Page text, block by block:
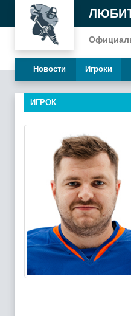
Новости Игроки
ИГРОК